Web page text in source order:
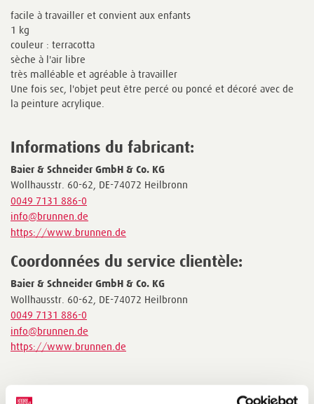
facile à travailler et convient aux enfants
1 kg
couleur : terracotta
sèche à l'air libre
très malléable et agréable à travailler
Une fois sec, l'objet peut être percé ou poncé et décoré avec de
la peinture acrylique.
Informations du fabricant:
Baier & Schneider GmbH & Co. KG
Wollhausstr. 60-62, DE-74072 Heilbronn
0049 7131 886-0
info@brunnen.de
https://www.brunnen.de
Coordonnées du service clientèle:
Baier & Schneider GmbH & Co. KG
Wollhausstr. 60-62, DE-74072 Heilbronn
0049 7131 886-0
info@brunnen.de
https://www.brunnen.de